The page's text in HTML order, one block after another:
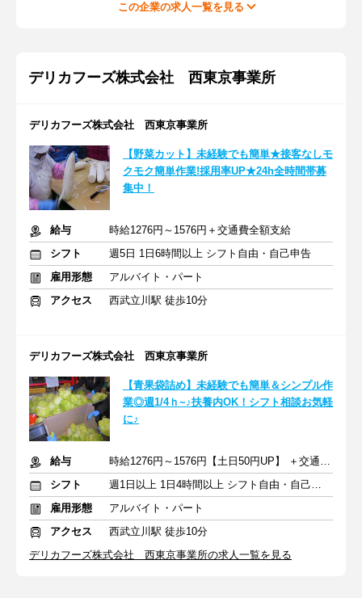
この企業の求人一覧を見る
デリカフーズ株式会社 西東京事業所
デリカフーズ株式会社 西東京事業所
【野菜カット】未経験でも簡単★接客なしモ
クモク簡単作業!採用率UP★24h全時間帯募
集中！
給与
時給1276円～1576円＋交通費全額支給
シフト
週5日 1日6時間以上 シフト自由・自己申告
雇用形態
アルバイト・パート
アクセス
西武立川駅 徒歩10分
デリカフーズ株式会社 西東京事業所
【青果袋詰め】未経験でも簡単＆シンプル作
業◎週1/4ｈ~♪扶養内OK！シフト相談お気軽
に♪
給与
時給1276円～1576円【土日50円UP】 ＋交通費全額支給
シフト
週1日以上 1日4時間以上 シフト自由・自己申告
雇用形態
アルバイト・パート
アクセス
西武立川駅 徒歩10分
デリカフーズ株式会社 西東京事業所の求人一覧を見る